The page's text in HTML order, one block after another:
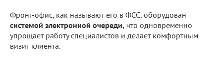
Фронт-офис, как называют его в ФСС, оборудован
системой электронной очереди, что одновременно
упрощает работу специалистов и делает комфортным
визит клиента.